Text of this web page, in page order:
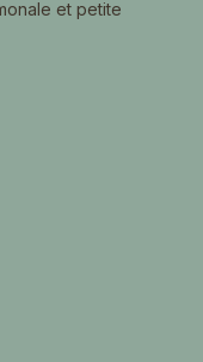
et petite